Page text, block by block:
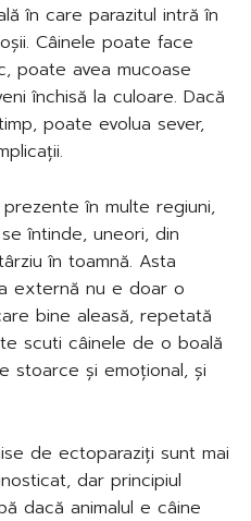
în care parazitul intră în
Câinele poate face
poate avea mucoase
închisă la culoare. Dacă
poate evolua sever,
în multe regiuni,
întinde, uneori, din
în toamnă. Asta
externă nu e doar o
bine aleasă, repetată
scuti câinele de o boală
stoarce și emoțional, și
de ectoparaziți sunt mai
dar principiul
dacă animalul e câine